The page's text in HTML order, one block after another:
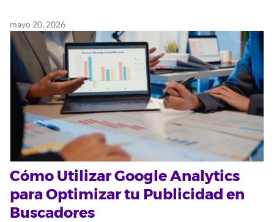
mayo 20, 2026
Cómo Utilizar Google Analytics
para Optimizar tu Publicidad en
Buscadores